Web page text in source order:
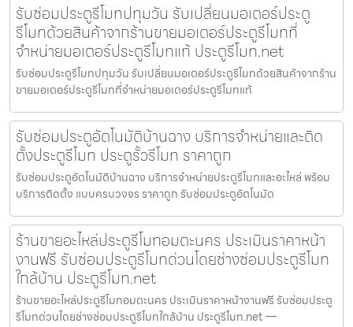
รับซ่อมประตูรีโมทปทุมวัน รับเปลี่ยนมอเตอร์ประตู
รีโมทด้วยสินค้าจากร้านขายมอเตอร์ประตูรีโมทที่
จำหน่ายมอเตอร์ประตูรีโมทแท้ ประตูรีโมท.net
รับซ่อมประตูรีโมทปทุมวัน รับเปลี่ยนมอเตอร์ประตูรีโมทด้วยสินค้าจากร้าน
ขายมอเตอร์ประตูรีโมทที่จำหน่ายมอเตอร์ประตูรีโมทแท้
รับซ่อมประตูอัตโนมัติบ้านฉาง บริการจำหน่ายและติด
ตั้งประตูรีโมท ประตูรั้วรีโมท ราคาถูก
รับซ่อมประตูอัตโนมัติบ้านฉาง บริการจำหน่ายประตูรีโมทและอะไหล่ พร้อม
บริการติดตั้ง แบบครบวงจร ราคาถูก รับซ่อมประตูอัตโนมัต
ร้านขายอะไหล่ประตูรีโมทอมตะนคร ประเมินราคาหน้า
งานฟรี รับซ่อมประตูรีโมทด่วนโดยช่างซ่อมประตูรีโมท
ใกล้บ้าน ประตูรีโมท.net
ร้านขายอะไหล่ประตูรีโมทอมตะนคร ประเมินราคาหน้างานฟรี รับซ่อมประตู
รีโมทด่วนโดยช่างซ่อมประตูรีโมทใกล้บ้าน ประตูรีโมท.net —